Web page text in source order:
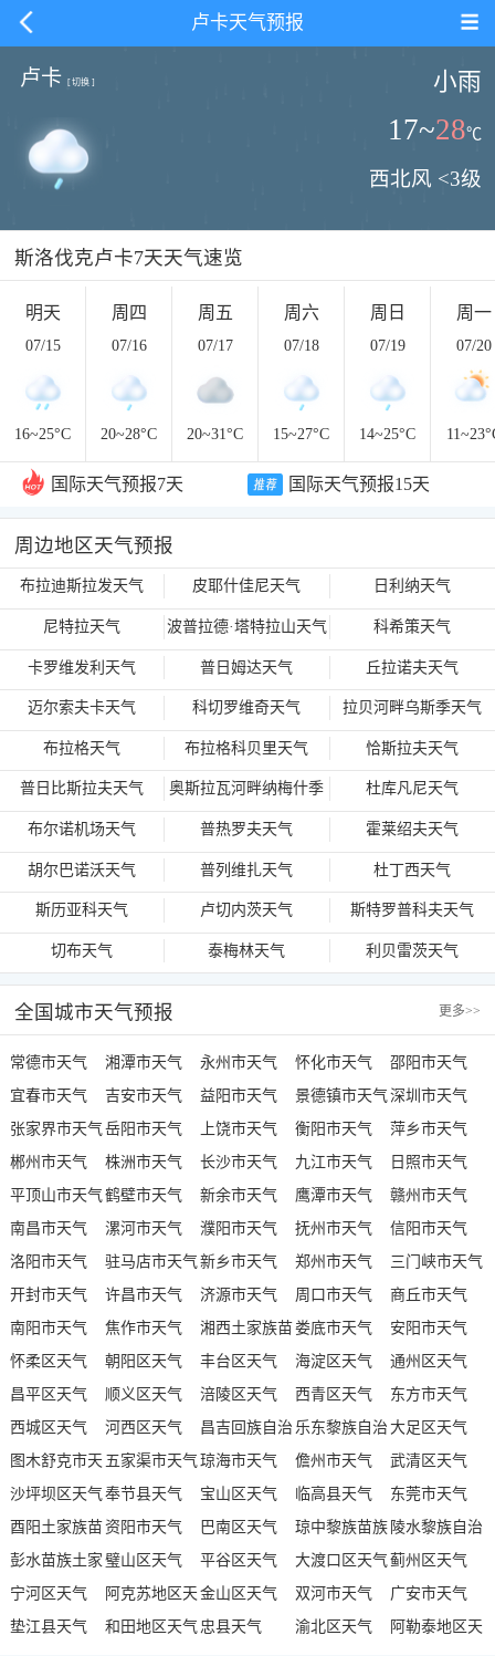
卢卡天气预报
卢卡 [切换 ] 小雨
17~28℃
西北风 <3级
斯洛伐克卢卡7天天气速览
明天
07/15
16~25°C
周四
07/16
20~28°C
周五
07/17
20~31°C
周六
07/18
15~27°C
周日
07/19
14~25°C
周一
07/20
11~23
国际天气预报7天 国际天气预报15天
周边地区天气预报
布拉迪斯拉发天气 皮耶什佳尼天气 日利纳天气
尼特拉天气 波普拉德·塔特拉山天气 科希策天气
卡罗维发利天气 普日姆达天气 丘拉诺夫天气
迈尔索夫卡天气 科切罗维奇天气 拉贝河畔乌斯季天气
布拉格天气 布拉格科贝里天气 恰斯拉夫天气
普日比斯拉夫天气
奥斯拉瓦河畔纳梅什季
天气
杜库凡尼天气
布尔诺机场天气 普热罗夫天气 霍莱绍夫天气
胡尔巴诺沃天气 普列维扎天气 杜丁西天气
斯历亚科天气 卢切内茨天气 斯特罗普科夫天气
切布天气 泰梅林天气 利贝雷茨天气
全国城市天气预报 更多>>
常德市天气 湘潭市天气 永州市天气 怀化市天气
邵阳市天气
宜春市天气
吉安市天气 益阳市天气 景德镇市天气深圳市天气
张家界市天气岳阳市天气 上饶市天气 衡阳市天气
萍乡市天气
郴州市天气
株洲市天气 长沙市天气 九江市天气
日照市天气
平顶山市天气鹤壁市天气 新余市天气 鹰潭市天气
赣州市天气
南昌市天气
漯河市天气 濮阳市天气 抚州市天气
信阳市天气
洛阳市天气
驻马店市天气新乡市天气 郑州市天气
三门峡市天气
开封市天气
许昌市天气 济源市天气 周口市天气
商丘市天气
南阳市天气
焦作市天气
湘西土家族苗
族自治州天气
娄底市天气
安阳市天气
怀柔区天气
朝阳区天气 丰台区天气 海淀区天气
通州区天气
昌平区天气
顺义区天气 涪陵区天气 西青区天气
东方市天气
西城区天气
河西区天气
昌吉回族自治
州天气
乐东黎族自治
县天气
大足区天气
图木舒克市天
气
五家渠市天气琼海市天气 儋州市天气
武清区天气
沙坪坝区天气奉节县天气 宝山区天气 临高县天气
东莞市天气
酉阳土家族苗
族自治县天气
资阳市天气 巴南区天气
琼中黎族苗族
自治县天气
陵水黎族自治
县天气
彭水苗族土家
族自治县天气
璧山区天气 平谷区天气 大渡口区天气蓟州区天气
宁河区天气
阿克苏地区天
气
金山区天气 双河市天气
广安市天气
垫江县天气
和田地区天气 忠县天气 渝北区天气
阿勒泰地区天